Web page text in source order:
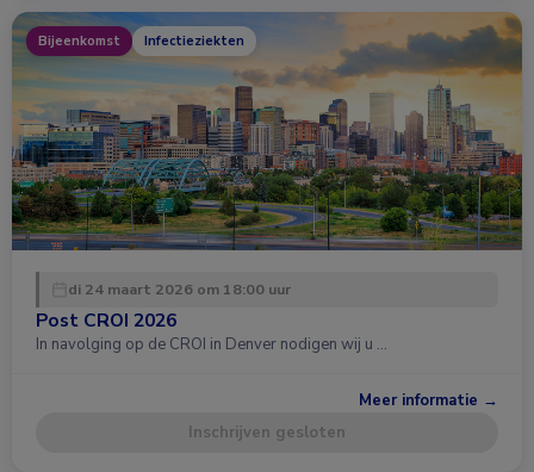
Bijeenkomst Infectieziekten
di 24 maart 2026 om 18:00 uur
Post CROI 2026
In navolging op de CROI in Denver nodigen wij u …
Meer informatie →
Inschrijven gesloten